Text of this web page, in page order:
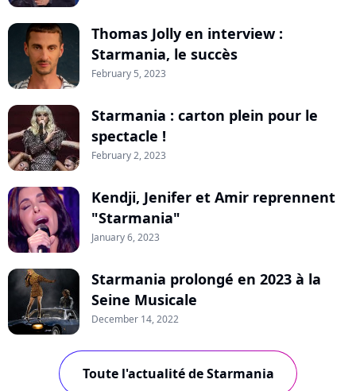
Thomas Jolly en interview :
Starmania, le succès
February 5, 2023
Starmania : carton plein pour le
spectacle !
February 2, 2023
Kendji, Jenifer et Amir reprennent
"Starmania"
January 6, 2023
Starmania prolongé en 2023 à la
Seine Musicale
December 14, 2022
Toute l'actualité de Starmania